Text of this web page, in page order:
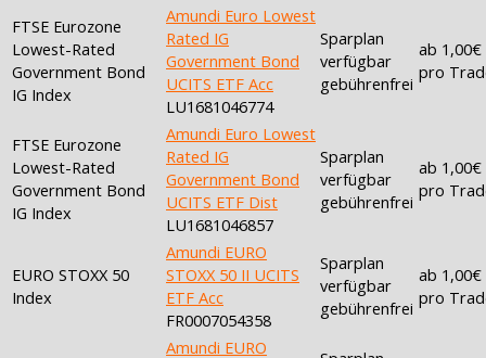
FTSE Eurozone
Lowest-Rated
Government Bond
IG Index
Amundi Euro Lowest
Rated IG
Government Bond
UCITS ETF Acc
LU1681046774
Sparplan
verfügbar
gebührenfrei
ab 1,00€
pro
FTSE Eurozone
Lowest-Rated
Government Bond
IG Index
Amundi Euro Lowest
Rated IG
Government Bond
UCITS ETF Dist
LU1681046857
Sparplan
verfügbar
gebührenfrei
ab 1,00€
pro
EURO STOXX 50
Index
Amundi EURO
STOXX 50 II UCITS
ETF Acc
FR0007054358
Sparplan
verfügbar
gebührenfrei
ab 1,00€
pro
Amundi EURO